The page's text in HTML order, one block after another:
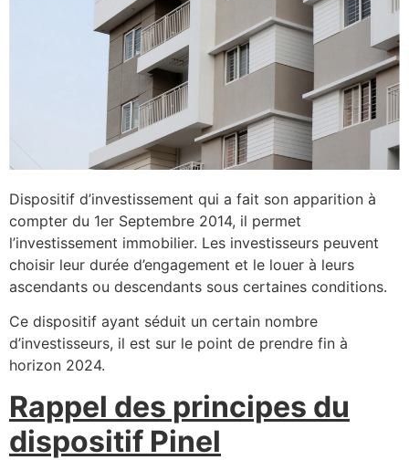
Dispositif d’investissement qui a fait son apparition à
compter du 1er Septembre 2014, il permet
l’investissement immobilier. Les investisseurs peuvent
choisir leur durée d’engagement et le louer à leurs
ascendants ou descendants sous certaines conditions.
Ce dispositif ayant séduit un certain nombre
d’investisseurs, il est sur le point de prendre fin à
horizon 2024.
Rappel des principes du
dispositif Pinel